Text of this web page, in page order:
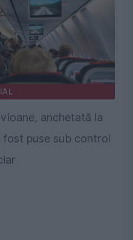
anchetată la
fost puse sub control